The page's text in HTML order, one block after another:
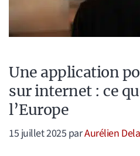
Une application
sur internet : ce
l’Europe
15 juillet 2025 parAurélien